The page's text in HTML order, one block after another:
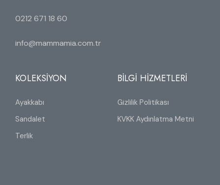
0212 671 18 60
info@mammamia.com.tr
KOLEKSİYON
Ayakkabı
Sandalet
Terlik
BİLGİ HİZMETLERİ
Gizlilik Politikası
KVKK Aydınlatma Metni